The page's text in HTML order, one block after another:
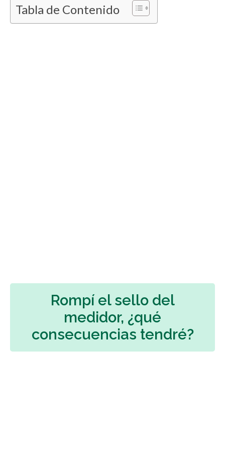
Tabla de Contenido
Rompí el sello del
medidor, ¿qué
consecuencias tendré?